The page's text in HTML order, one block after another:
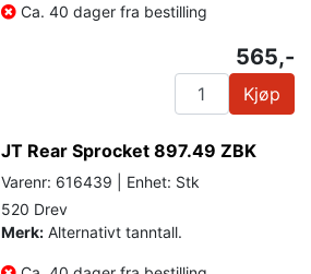
Ca. 40 dager fra bestilling
565,-
Kjøp
JT Rear Sprocket 897.49 ZBK
Varenr: 616439 | Enhet: Stk
520 Drev
Merk: Alternativt tanntall.